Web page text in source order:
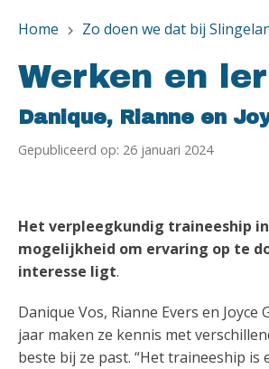
Home chevron_right Zo doen we dat bij
Werken en
Danique, Rianne en
Gepubliceerd op: 26 januari 2024
Het verpleegkundig traineeship
mogelijkheid om ervaring op te
interesse ligt.
Danique Vos, Rianne Evers en
jaar maken ze kennis met
beste bij ze past. “Het traineeship